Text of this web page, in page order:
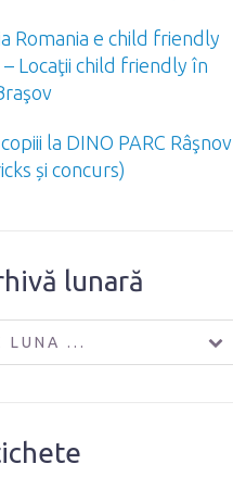
Romania e child friendly
Locaţii child friendly în
la DINO PARC Râşnov
și concurs)
lunară
LUNA ...